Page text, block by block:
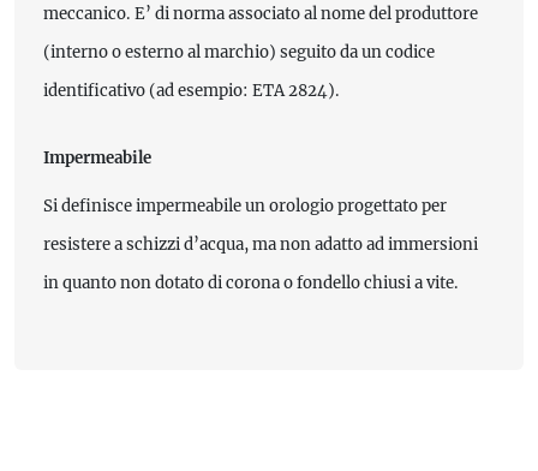
meccanico. E’ di norma associato al nome del produttore
(interno o esterno al marchio) seguito da un codice
identificativo (ad esempio: ETA 2824).
Impermeabile
Si definisce impermeabile un orologio progettato per
resistere a schizzi d’acqua, ma non adatto ad immersioni
in quanto non dotato di corona o fondello chiusi a vite.